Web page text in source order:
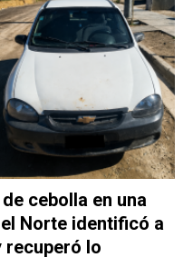
cebolla en una
Norte identificó a
recuperó lo